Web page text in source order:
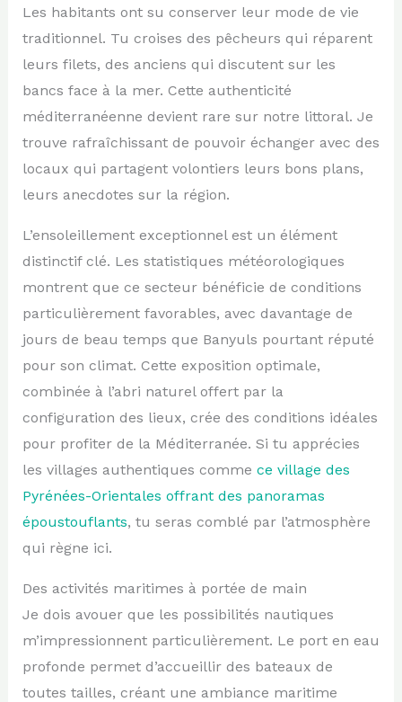
Les habitants ont su conserver leur mode de vie
traditionnel. Tu croises des pêcheurs qui réparent
leurs filets, des anciens qui discutent sur les
bancs face à la mer. Cette authenticité
méditerranéenne devient rare sur notre littoral. Je
trouve rafraîchissant de pouvoir échanger avec des
locaux qui partagent volontiers leurs bons plans,
leurs anecdotes sur la région.
L’ensoleillement exceptionnel est un élément
distinctif clé. Les statistiques météorologiques
montrent que ce secteur bénéficie de conditions
particulièrement favorables, avec davantage de
jours de beau temps que Banyuls pourtant réputé
pour son climat. Cette exposition optimale,
combinée à l’abri naturel offert par la
configuration des lieux, crée des conditions idéales
pour profiter de la Méditerranée. Si tu apprécies
les villages authentiques comme ce village des
Pyrénées-Orientales offrant des panoramas
époustouflants, tu seras comblé par l’atmosphère
qui règne ici.
Des activités maritimes à portée de main
Je dois avouer que les possibilités nautiques
m’impressionnent particulièrement. Le port en eau
profonde permet d’accueillir des bateaux de
toutes tailles, créant une ambiance maritime